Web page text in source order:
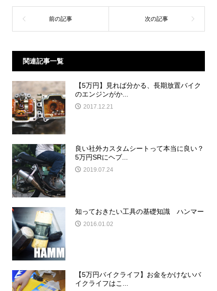
関連記事一覧
【5万円】見れば分かる、長期放置バイク
のエンジンがか...
2017.12.21
良い社外カスタムシートって本当に良い？
5万円SRにヘブ...
2019.07.24
知っておきたい工具の基礎知識 ハンマー
2016.01.02
【5万円バイクライフ】お金をかけないバ
イクライフはこ...